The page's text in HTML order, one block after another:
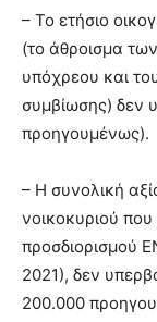
– Το ετήσιο
(το άθροισμα
υπόχρεου και
συμβίωσης) δεν
προηγουμένως).
– Η συνολική
νοικοκυριού που
προσδιορισμού
2021), δεν
200.000